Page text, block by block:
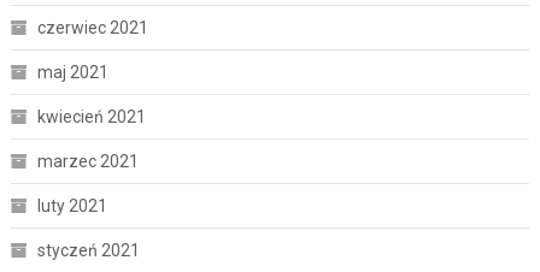
czerwiec 2021
maj 2021
kwiecień 2021
marzec 2021
luty 2021
styczeń 2021